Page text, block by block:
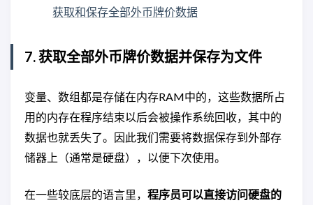
获取和保存全部外币牌价数据
7. 获取全部外币牌价数据并保存为文件
变量、数组都是存储在内存RAM中的，这些数据所占
用的内存在程序结束以后会被操作系统回收，其中的
数据也就丢失了。因此我们需要将数据保存到外部存
储器上（通常是硬盘），以便下次使用。
在一些较底层的语言里， 程序员可以直接访问硬盘的